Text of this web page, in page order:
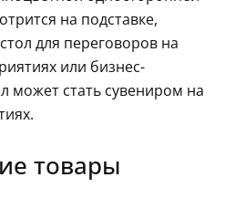
на подставке,
для переговоров на
или бизнес-
может стать сувениром на
товары